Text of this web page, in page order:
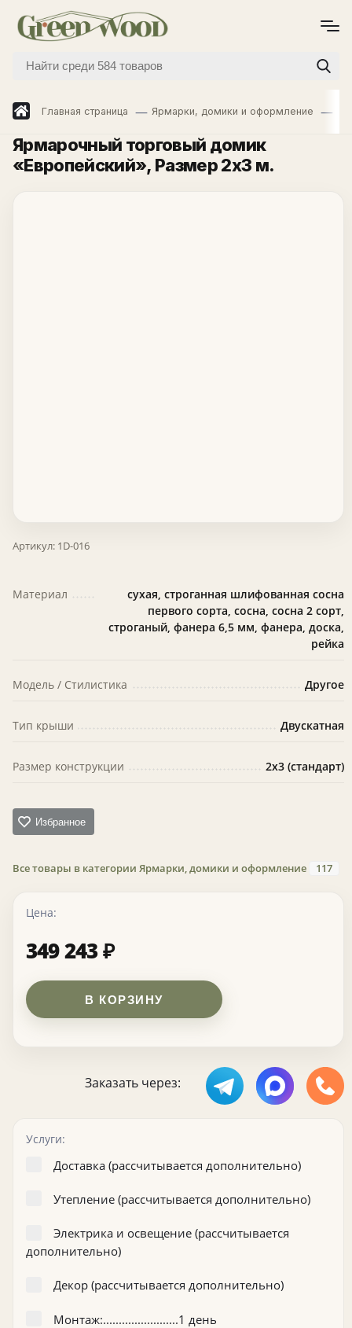
Главная страница Ярмарки, домики и оформление
Ярмарочный торговый домик
«Европейский», Размер 2х3 м.
Артикул: 1D-016
Материал
сухая, строганная шлифованная сосна
первого сорта, сосна, сосна 2 сорт,
строганый, фанера 6,5 мм, фанера, доска,
рейка
Модель / Стилистика Другое
Тип крыши Двускатная
Размер конструкции 2х3 (стандарт)
Избранное
Все товары в категории Ярмарки, домики и оформление 117
Цена:
349 243₽
В КОРЗИНУ
Заказать через:
Услуги:
Доставка (рассчитывается дополнительно)
Утепление (рассчитывается дополнительно)
Электрика и освещение (рассчитывается
дополнительно)
Декор (рассчитывается дополнительно)
Монтаж:........................1 день